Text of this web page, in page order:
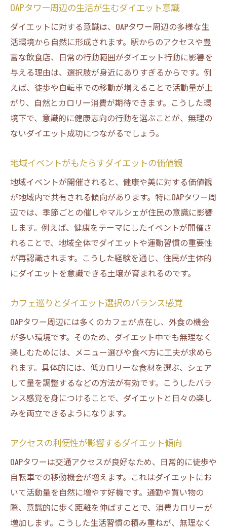
OAPタワー周辺の生活が生むダイエット意識
ダイエットに対する意識は、OAPタワー周辺の多様な生
活環境から自然に形成されます。駅からのアクセスや豊
富な飲食店、日常の行動範囲がダイエット行動に影響を
与える理由は、選択肢が身近にありすぎるからです。例
えば、徒歩や自転車での移動が増えることで活動量が上
がり、自然とカロリー消費が期待できます。こうした環
境下で、意識的に健康志向の行動を選ぶことが、無理の
ないダイエット成功につながるでしょう。
地域イベントがもたらすダイエットの価値観
地域イベントが開催されると、健康や美に対する価値観
が地域内で共有される傾向があります。特にOAPタワー周
辺では、季節ごとの催しやマルシェが住民の意識に影響
します。例えば、健康をテーマにしたイベントが開催さ
れることで、地域全体でダイエットや運動習慣の重要性
が再認識されます。こうした経験を通じ、住民が主体的
にダイエットを意識できる土壌が育まれるのです。
カフェ巡りとダイエット選択のバランス感覚
OAPタワー周辺には多くのカフェが点在し、外食の機会
が多い環境です。そのため、ダイエット中でも無理なく
楽しむためには、メニュー選びや食べ方に工夫が求めら
れます。具体的には、低カロリーな食材を選ぶ、シェア
して量を調整するなどの方法が有効です。こうしたバラ
ンス感覚を身につけることで、ダイエットと日々の楽し
みを両立できるようになります。
アクセスの利便性が影響するダイエット傾向
OAPタワーは交通アクセスが良好なため、日常的に徒歩や
自転車での移動機会が増えます。これはダイエットにお
いて活動量を自然に増やす好機です。通勤や買い物の
際、意識的に歩く距離を伸ばすことで、消費カロリーが
増加します。こうした生活習慣の積み重ねが、無理なく